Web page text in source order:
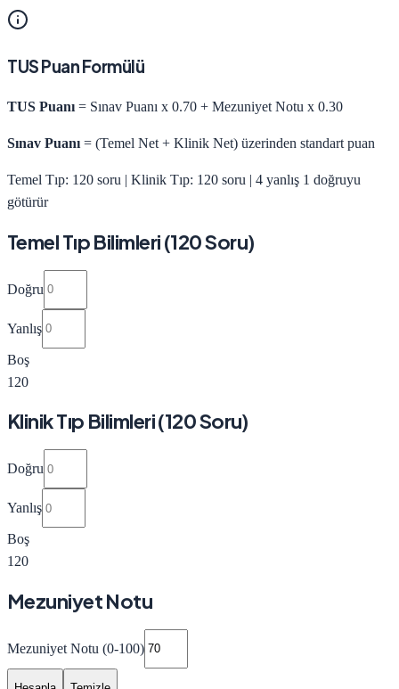
TUS Puan Formülü
TUS Puanı= Sınav Puanı x 0.70 + Mezuniyet Notu x 0.30
Sınav Puanı= (Temel Net + Klinik Net) üzerinden standart puan
Temel Tıp: 120 soru | Klinik Tıp: 120 soru | 4 yanlış 1 doğruyu
götürür
Temel Tıp Bilimleri (120 Soru)
Doğru
Yanlış
Boş
120
Klinik Tıp Bilimleri (120 Soru)
Doğru
Yanlış
Boş
120
Mezuniyet Notu
Mezuniyet Notu (0-100)